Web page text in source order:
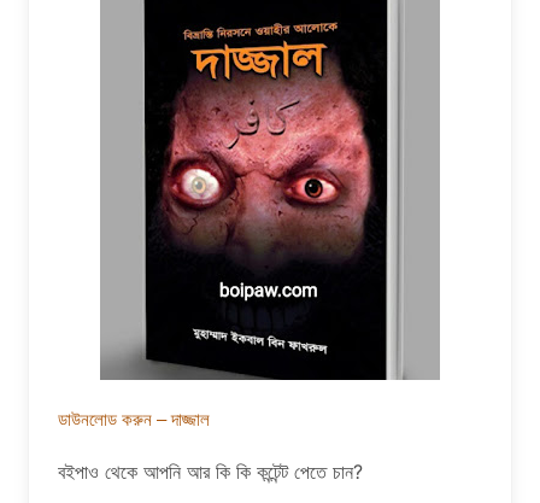
ডাউনলোড করুন – দাজ্জাল
বইপাও থেকে আপনি আর কি কি কন্টেন্ট পেতে চান?